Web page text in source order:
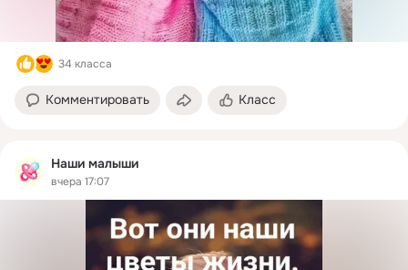
34 класса
Комментировать Класс
Наши малыши
вчера 17:07